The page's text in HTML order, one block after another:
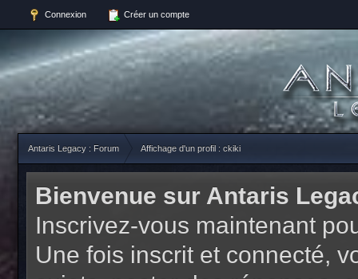
Connexion Créer un compte
Antaris Legacy : Forum Affichage d'un profil : ckiki
Bienvenue sur Antaris
Inscrivez-vous maintenant
Une fois inscrit et connecté,